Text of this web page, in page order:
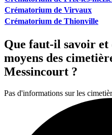
Crématorium de Virvaux
Crématorium de Thionville
Que faut-il savoir et
moyens des
Messincourt ?
Pas d'informations sur les